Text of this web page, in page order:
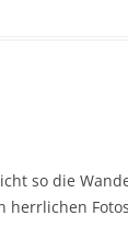
so die
herrlichen